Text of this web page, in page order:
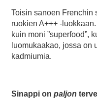
Toisin sanoen Frenchin
ruokien A+++ -
kuin moni ”superfood”,
luomukaakao, jossa on
kadmiumia.
Sinappi on paljon